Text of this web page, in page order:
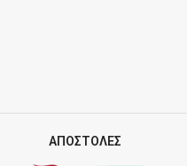
ΑΠΟΣΤΟΛΕΣ